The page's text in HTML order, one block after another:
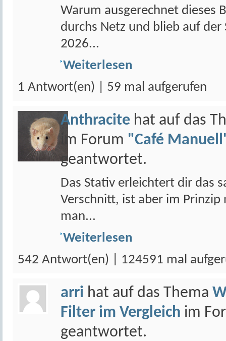
Warum ausgerechnet dieses
durchs Netz und blieb auf der
2026...
Weiterlesen
1 Antwort(en) | 59 mal aufgerufen
Anthracite hat auf das
im Forum "Café
geantwortet.
Das Stativ erleichtert dir das
Verschnitt, ist aber im
man...
Weiterlesen
542 Antwort(en) | 124591 mal
arri hat auf das Thema
Filter im Vergleich im
geantwortet.